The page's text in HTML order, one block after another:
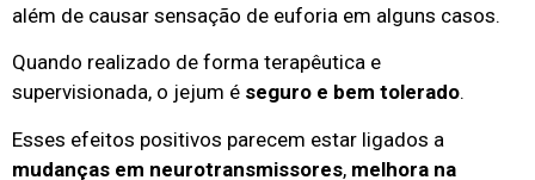
além de causar sensação de euforia em alguns casos.
Quando realizado de forma terapêutica e
supervisionada, o jejum é seguro e bem tolerado.
Esses efeitos positivos parecem estar ligados a
mudanças em neurotransmissores, melhora na